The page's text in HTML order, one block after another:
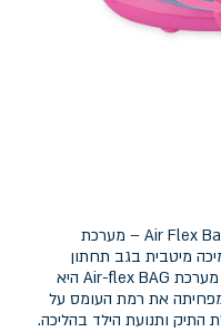
תיק אורטופדי מבית מודן עם מערכת Air Flex Bag – מערכת
מיטבית בגב תחתון
וכותפות תלת שכבתיות נוחות במיוחד. מערכת Air-flex BAG היא
את רמת העומס על
ותנועת הילד בהליכה.